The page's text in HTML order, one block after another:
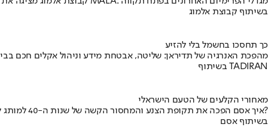
בשיתוף קבוצת אלמוג
כך תחסכו בחשמל בלי להזיע
מהפכת האנרגיה של תדיראן: שליטה, אבטחת מידע וניהול אקלים חכם
בשיתוף TADIRAN
מאחורי הקלעים של הטעם הישראלי
איך אסם הפכה את תקופת הצנע והמחסור הקשה של שנות ה-40 למותג לאומי?
בשיתוף אסם